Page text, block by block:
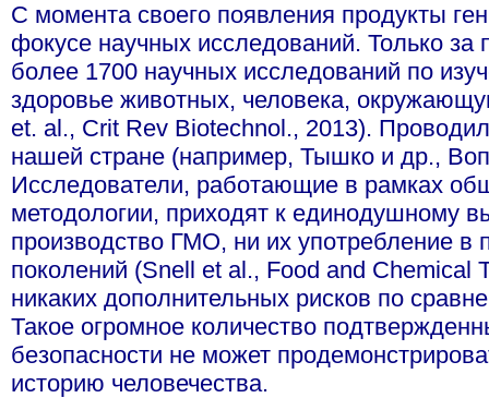
С момента своего появления продукты
фокусе научных исследований. Только за
более 1700 научных исследований по
здоровье животных, человека,
et. al., Crit Rev Biotechnol., 2013).
нашей стране (например, Тышко и др.,
Исследователи, работающие в рамках
методологии, приходят к единодушному
производство ГМО, ни их употребление в
поколений (Snell et al., Food and Chemical
никаких дополнительных рисков по
Такое огромное количество
безопасности не может
историю человечества.